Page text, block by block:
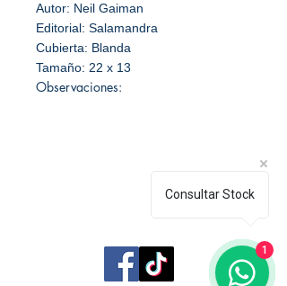
Autor: Neil Gaiman
Editorial: Salamandra
Cubierta: Blanda
Tamaño: 22 x 13
Observaciones:
Consultar Stock
1